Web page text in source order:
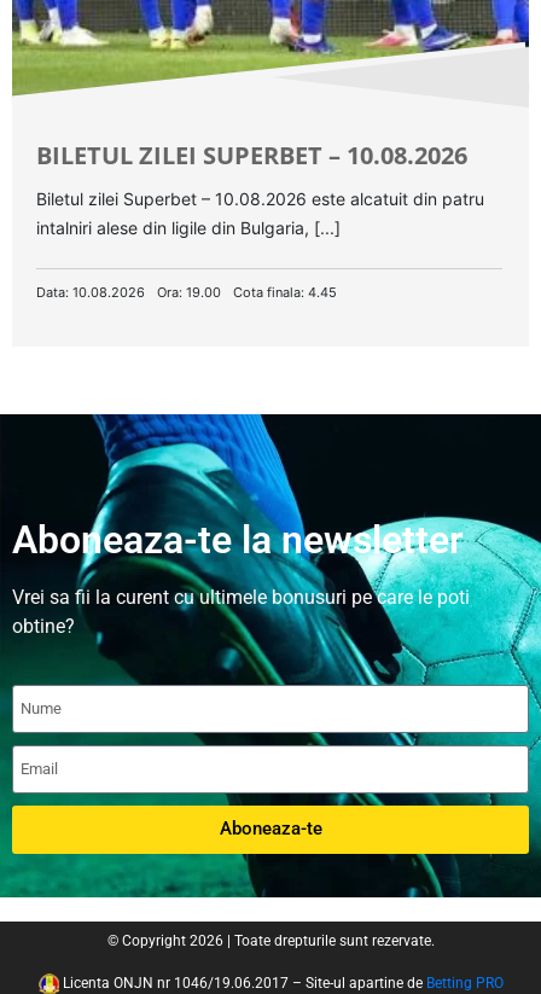
BILETUL ZILEI SUPERBET – 10.08.2026
Biletul zilei Superbet – 10.08.2026 este alcatuit din patru
intalniri alese din ligile din Bulgaria, [...]
Data: 10.08.2026 Ora: 19.00 Cota finala: 4.45
Aboneaza-te la newsletter
Vrei sa fii la curent cu ultimele bonusuri pe care le poti
obtine?
Aboneaza-te
© Copyright 2026 | Toate drepturile sunt rezervate.
Licenta ONJN nr 1046/19.06.2017 – Site-ul apartine de Betting PRO